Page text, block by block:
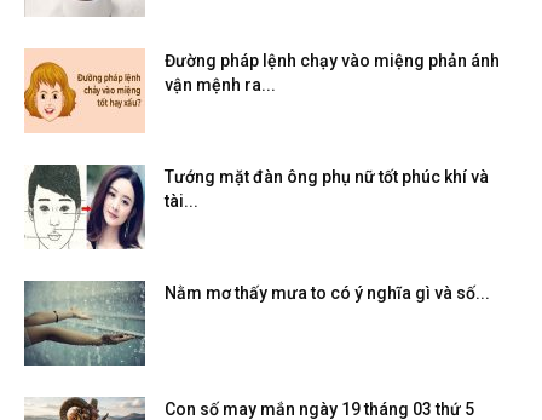
Đường pháp lệnh chạy vào miệng phản ánh
vận mệnh ra...
Tướng mặt đàn ông phụ nữ tốt phúc khí và
tài...
Nằm mơ thấy mưa to có ý nghĩa gì và số...
Con số may mắn ngày 19 tháng 03 thứ 5